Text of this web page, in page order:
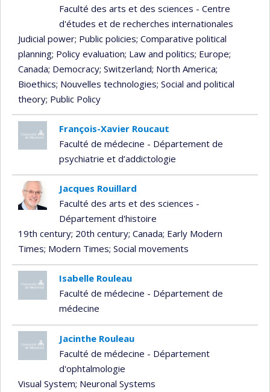
Faculté des arts et des sciences - Centre
d'études et de recherches internationales
Judicial power; Public policies; Comparative political
planning; Policy evaluation; Law and politics; Europe;
Canada; Democracy; Switzerland; North America;
Bioethics; Nouvelles technologies; Social and political
theory; Public Policy
François-Xavier Roucaut
Faculté de médecine - Département de
psychiatrie et d’addictologie
Jacques Rouillard
Faculté des arts et des sciences -
Département d'histoire
19th century; 20th century; Canada; Early Modern
Times; Modern Times; Social movements
Isabelle Rouleau
Faculté de médecine - Département de
médecine
Jacinthe Rouleau
Faculté de médecine - Département
d'ophtalmologie
Visual System; Neuronal Systems